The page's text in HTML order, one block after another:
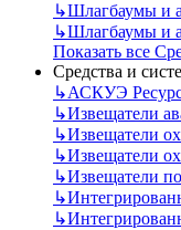
↳Шлагбаумы и
↳Шлагбаумы и
Показать все
Средства и
↳АСКУЭ
↳Извещатели
↳Извещатели
↳Извещатели
↳Извещатели
↳
↳